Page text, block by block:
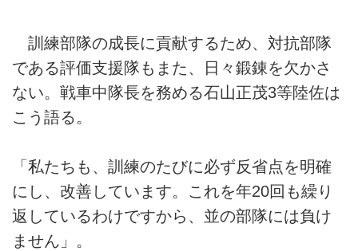
訓練部隊の成長に貢献するため、対抗部隊
である評価支援隊もまた、日々鍛錬を欠かさ
ない。戦車中隊長を務める石山正茂3等陸佐は
こう語る。
「私たちも、訓練のたびに必ず反省点を明確
にし、改善しています。これを年20回も繰り
返しているわけですから、並の部隊には負け
ません」。